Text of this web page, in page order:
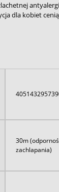
dla kobiet
30m
zachlapania)